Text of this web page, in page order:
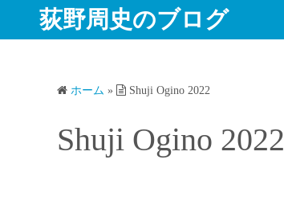
荻野周史のブログ
ホーム » Shuji Ogino 2022
Shuji Ogino 2022